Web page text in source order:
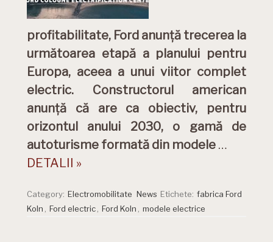
profitabilitate, Ford anunță trecerea la
următoarea etapă a planului pentru
Europa, aceea a unui viitor complet
electric. Constructorul american
anunță că are ca obiectiv, pentru
orizontul anului 2030, o gamă de
autoturisme formată din modele …
DETALII »
Category: Electromobilitate News Etichete: fabrica Ford
Koln
Ford electric Ford Koln modele electrice